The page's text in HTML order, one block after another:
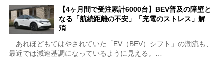
【4ヶ月間で受注累計6000台】BEV普及の障壁と
なる「航続距離の不安」「充電のストレス」解
消…
あれほどもてはやされていた「EV（BEV）シフト」の潮流も、
最近では減速基調になっているように見える。…